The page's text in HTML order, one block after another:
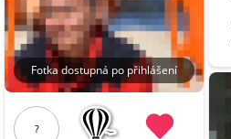
Fotka dostupná po přihlášení
?